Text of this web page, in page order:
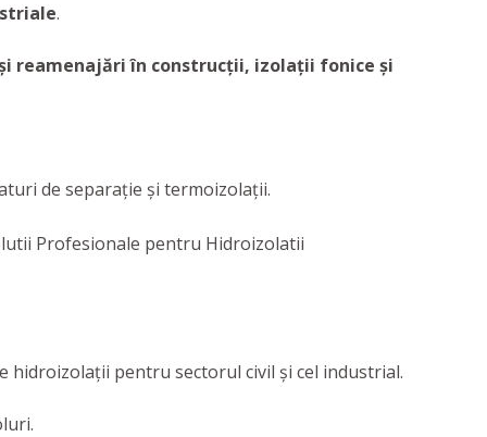
.
reamenajări în construcții, izolații fonice și
de separaţie şi termoizolaţii.
hidroizolaţii pentru sectorul civil şi cel industrial.